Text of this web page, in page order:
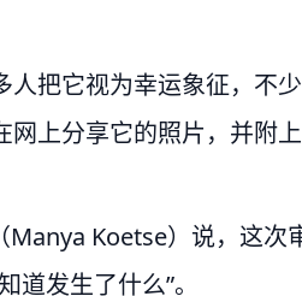
人把它视为幸运象征，不少
网上分享它的照片，并附上
Manya Koetse）说，这次
发生了什么”。